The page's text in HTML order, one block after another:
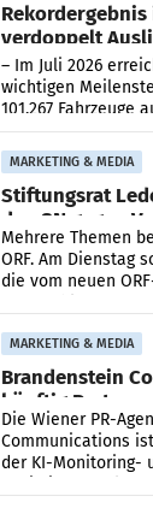
verdoppelt
überschreitet
– Im Juli 2026
wichtigen
101.267 Fahrzeuge
Ergebnis
verdoppelte (+102
MARKETING & MEDIA
Stiftungsrat
den SN gegen
Mehrere Themen
ORF. Am Dienstag
die vom neuen
MARKETING & MEDIA
Brandenstein
künftig Partner
Die Wiener PR-
Communications
der KI-Monitoring-